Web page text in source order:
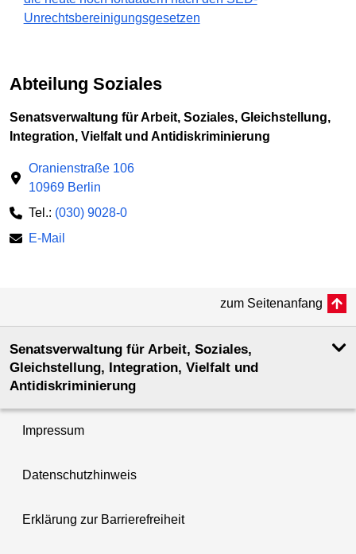
Unrechtsbereinigungsgesetzen
Abteilung Soziales
Senatsverwaltung für Arbeit, Soziales, Gleichstellung,
Integration, Vielfalt und Antidiskriminierung
Oranienstraße 106
10969 Berlin
Tel.: (030) 9028-0
E-Mail
zum Seitenanfang
Senatsverwaltung für Arbeit, Soziales,
Gleichstellung, Integration, Vielfalt und
Antidiskriminierung
Impressum
Datenschutzhinweis
Erklärung zur Barrierefreiheit